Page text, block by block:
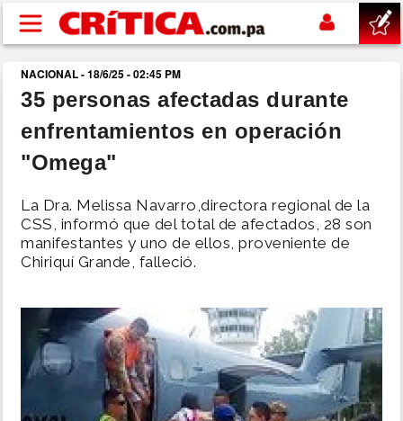
Pasar al contenido principal
buscar
SUCESOS
POLÍTICA
DEPORTES
MUNDO
NACIONAL - 18/6/25 - 02:45 PM
35 personas afectadas durante
enfrentamientos en operación
"Omega"
La Dra. Melissa Navarro,directora regional de la
CSS, informó que del total de afectados, 28 son
manifestantes y uno de ellos, proveniente de
Chiriquí Grande, falleció.